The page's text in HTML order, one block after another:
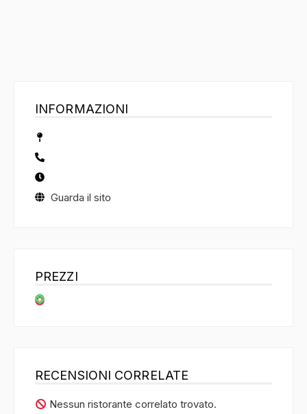
INFORMAZIONI
Guarda il sito
PREZZI
RECENSIONI CORRELATE
Nessun ristorante correlato trovato.